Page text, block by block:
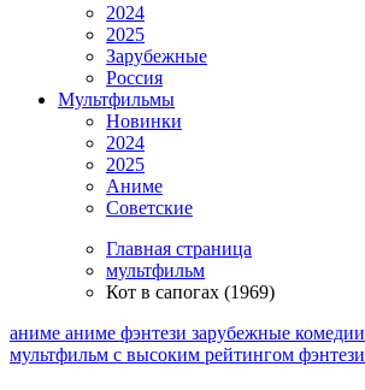
2024
2025
Зарубежные
Россия
Мультфильмы
Новинки
2024
2025
Аниме
Советские
Главная страница
мультфильм
Кот в сапогах (1969)
аниме аниме фэнтези зарубежные комедии
мультфильм с высоким рейтингом фэнтези